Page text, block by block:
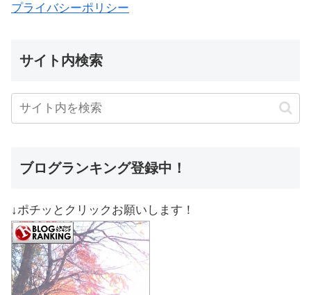
プライバシーポリシー
サイト内検索
ブログランキング登録中！
↓ポチッとクリックお願いします！